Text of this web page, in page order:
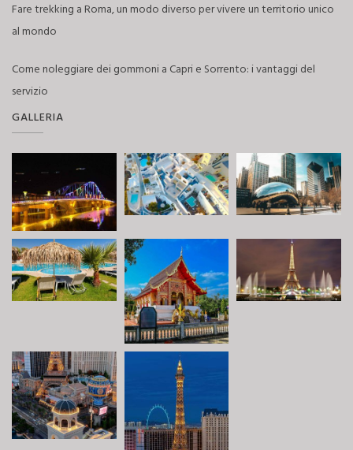
Fare trekking a Roma, un modo diverso per vivere un territorio unico
al mondo
Come noleggiare dei gommoni a Capri e Sorrento: i vantaggi del
servizio
GALLERIA